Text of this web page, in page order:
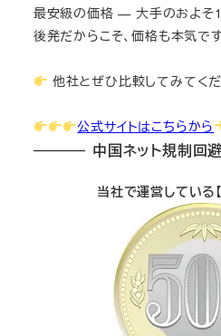
最安級の価格 — 大手のおよそ
後発だからこそ、価格も本気です
他社とぜひ比較してみてく
公式サイトはこちらから
中国ネット規制回
当社で運営している【